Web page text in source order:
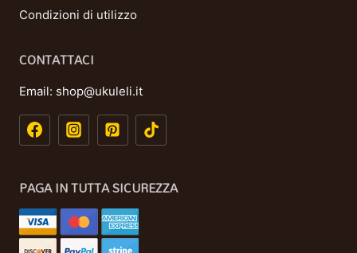
Condizioni di utilizzo
CONTATTACI
Email: shop@ukuleli.it
PAGA IN TUTTA SICUREZZA